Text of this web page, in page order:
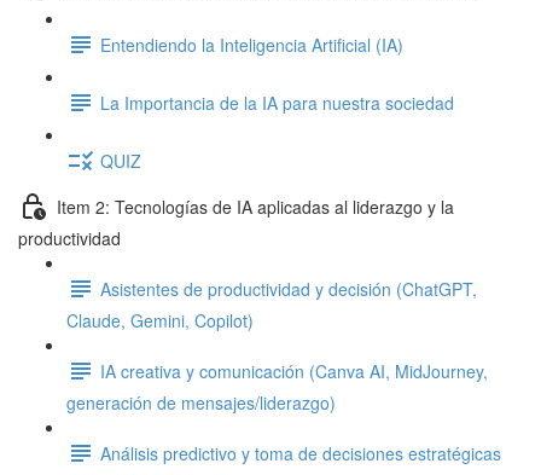
Entendiendo la Inteligencia Artificial (IA)
La Importancia de la IA para nuestra sociedad
QUIZ
Item 2: Tecnologías de IA aplicadas al liderazgo y la
productividad
Asistentes de productividad y decisión (ChatGPT,
Claude, Gemini, Copilot)
IA creativa y comunicación (Canva AI, MidJourney,
generación de mensajes/liderazgo)
Análisis predictivo y toma de decisiones estratégicas